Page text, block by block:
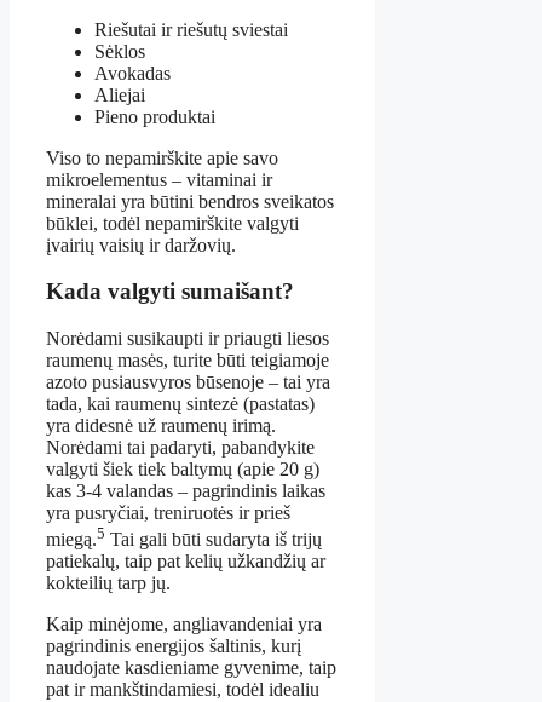
Riešutai ir riešutų sviestai
Sėklos
Avokadas
Aliejai
Pieno produktai
Viso to nepamirškite apie savo
mikroelementus – vitaminai ir
mineralai yra būtini bendros sveikatos
būklei, todėl nepamirškite valgyti
įvairių vaisių ir daržovių.
Kada valgyti sumaišant?
Norėdami susikaupti ir priaugti liesos
raumenų masės, turite būti teigiamoje
azoto pusiausvyros būsenoje – tai yra
tada, kai raumenų sintezė (pastatas)
yra didesnė už raumenų irimą.
Norėdami tai padaryti, pabandykite
valgyti šiek tiek baltymų (apie 20 g)
kas 3-4 valandas – pagrindinis laikas
yra pusryčiai, treniruotės ir prieš
miegą.5 Tai gali būti sudaryta iš trijų
patiekalų, taip pat kelių užkandžių ar
kokteilių tarp jų.
Kaip minėjome, angliavandeniai yra
pagrindinis energijos šaltinis, kurį
naudojate kasdieniame gyvenime, taip
pat ir mankštindamiesi, todėl idealiu